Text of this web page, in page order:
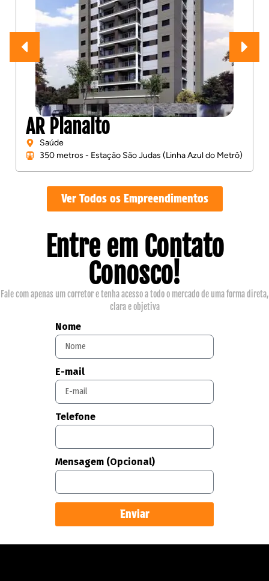
AR Planalto
Saúde
350 metros - Estação São Judas (Linha Azul do Metrô)
Ver Todos os Empreendimentos
Entre em Contato
Conosco!
Fale com apenas um corretor e tenha acesso a todo o mercado de uma forma direta,
clara e objetiva
Nome
E-mail
Telefone
Mensagem (Opcional)
Enviar